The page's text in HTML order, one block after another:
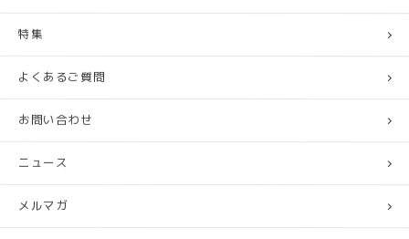
特集
よくあるご質問
お問い合わせ
ニュース
メルマガ